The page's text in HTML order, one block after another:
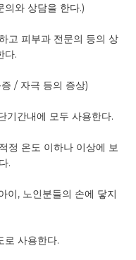
의와 상담을 한다.)
고 피부과 전문의 등의 상
다.
/ 자극 등의 증상)
기간내에 모두 사용한다.
정 온도 이하나 이상에 보
.
이, 노인분들의 손에 닿지
로 사용한다.